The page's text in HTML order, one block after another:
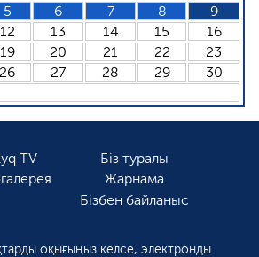
5 6 7 8
9
12 13 14 15
16
19 20 21 22
23
26 27 28 29
30
TV
Біз туралы
Жарнама
Бізбен байланыс
оқығыңыз келсе, электронды